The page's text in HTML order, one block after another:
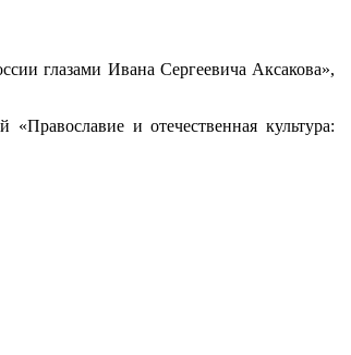
глазами Ивана Сергеевича Аксакова»,
и отечественная культура: